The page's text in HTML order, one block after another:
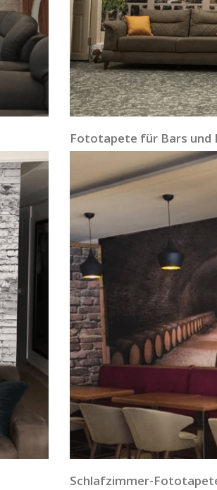
Fototapete für Bars und
Schlafzimmer-